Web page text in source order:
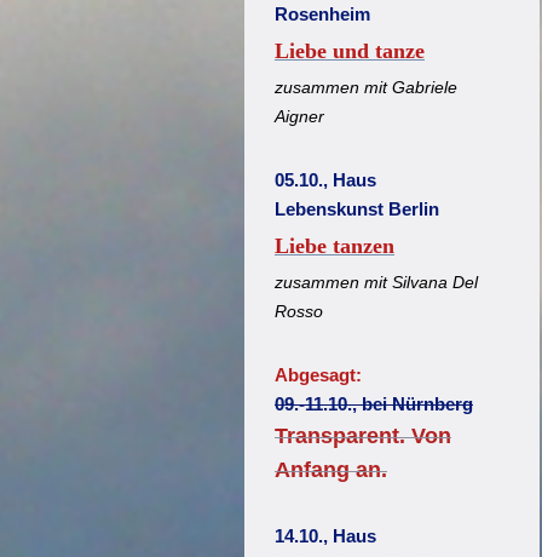
Rosenheim
Liebe und tanze
zusammen mit Gabriele
Aigner
05.10., Haus
Lebenskunst Berlin
Liebe tanzen
zusammen mit Silvana Del
Rosso
Abgesagt:
09.-11.10., bei Nürnberg
Transparent. Von
Anfang an.
14.10., Haus